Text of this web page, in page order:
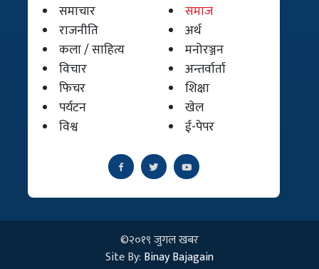
समाचार
समाज
राजनीति
अर्थ
कला / साहित्य
मनोरञ्जन
विचार
अन्तर्वार्ता
फिचर
शिक्षा
पर्यटन
खेल
विश्व
ई-पेपर
©२०१९ जुगल खबर
Site By: Binay Bajagain